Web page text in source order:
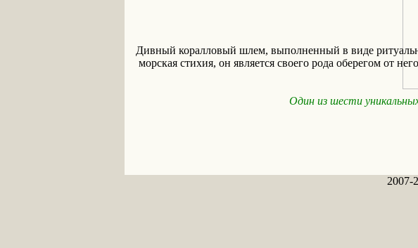
Дивный коралловый шлем, выполненный в виде
морская стихия, он является своего рода оберегом от
Один из шести
2007-